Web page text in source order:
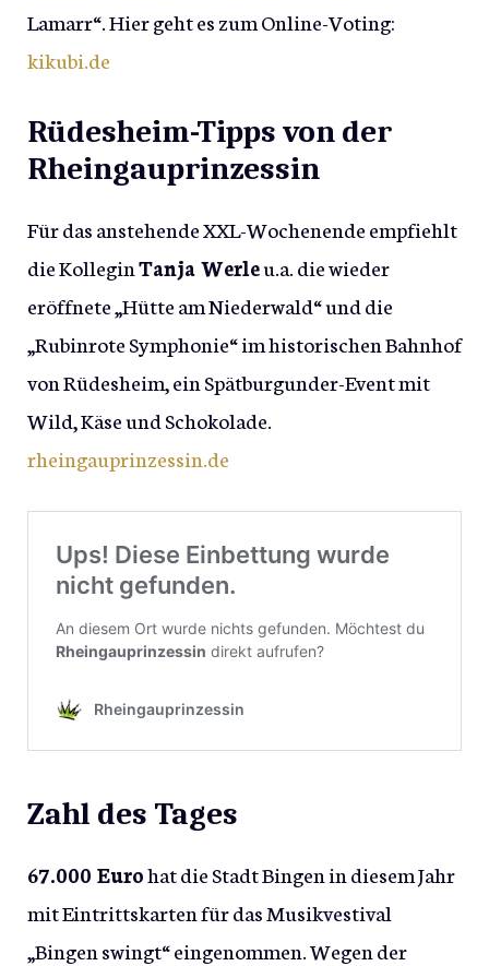
Lamarr“. Hier geht es zum Online-Voting:
kikubi.de
Rüdesheim-Tipps von der
Rheingauprinzessin
Für das anstehende XXL-Wochenende empfiehlt
die KolleginTanja Werleu.a. die wieder
eröffnete „Hütte am Niederwald“ und die
„Rubinrote Symphonie“ im historischen Bahnhof
von Rüdesheim, ein Spätburgunder-Event mit
Wild, Käse und Schokolade.
rheingauprinzessin.de
Zahl des Tages
67.000 Eurohat die Stadt Bingen in diesem Jahr
mit Eintrittskarten für das Musikvestival
„Bingen swingt“ eingenommen. Wegen der